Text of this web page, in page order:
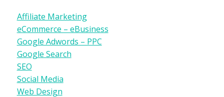
Affiliate Marketing
eCommerce – eBusiness
Google Adwords – PPC
Google Search
SEO
Social Media
Web Design